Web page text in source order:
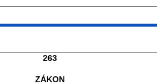
263
ZÁKON